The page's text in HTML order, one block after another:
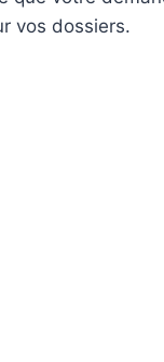
vos dossiers.